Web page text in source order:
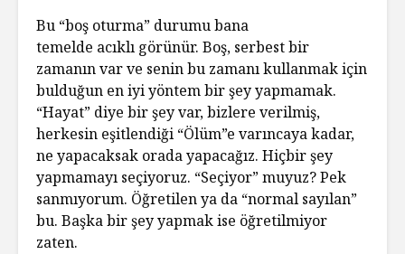
Bu “boş oturma” durumu bana
temelde acıklı görünür. Boş, serbest bir
zamanın var ve senin bu zamanı kullanmak için
bulduğun en iyi yöntem bir şey yapmamak.
“Hayat” diye bir şey var, bizlere verilmiş,
herkesin eşitlendiği “Ölüm”e varıncaya kadar,
ne yapacaksak orada yapacağız. Hiçbir şey
yapmamayı seçiyoruz. “Seçiyor” muyuz? Pek
sanmıyorum. Öğretilen ya da “normal sayılan”
bu. Başka bir şey yapmak ise öğretilmiyor
zaten.